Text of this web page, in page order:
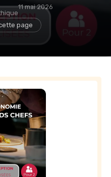
11 mai 2026
page